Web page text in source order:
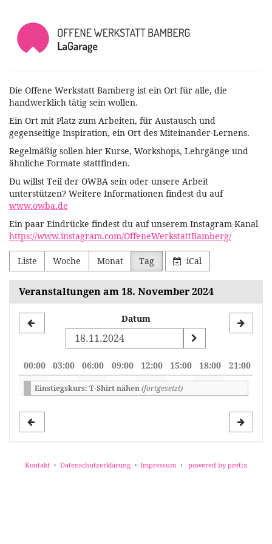
Haupt-
Inhalt
springen
Offene
Werkstatt
Die Offene Werkstatt Bamberg ist ein Ort für alle, die
handwerklich tätig sein wollen.
Ein Ort mit Platz zum Arbeiten, für Austausch und
gegenseitige Inspiration, ein Ort des Miteinander-Lernens.
Regelmäßig sollen hier Kurse, Workshops, Lehrgänge und
ähnliche Formate stattfinden.
Du willst Teil der OWBA sein oder unsere Arbeit
unterstützen? Weitere Informationen findest du auf
www.owba.de
Ein paar Eindrücke findest du auf unserem Instagram-Kanal
https://www.instagram.com/OffeneWerkstattBamberg/
Liste Woche Monat Tag iCal
Veranstaltungen am 18. November 2024
zur
auswählen
Datum
00:00 03:00 06:00 09:00 12:00 15:00 18:00 21:00
Einstiegskurs: T-Shirt nähen(fortgesetzt)
Kontakt Datenschutzerklärung Impressum powered by pretix